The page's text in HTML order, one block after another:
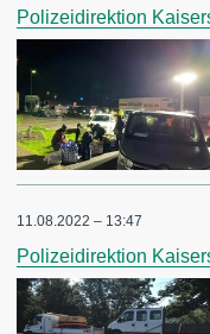
Polizeidirektion
11.08.2022 – 13:47
Polizeidirektion